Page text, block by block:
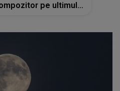
pe ultimul